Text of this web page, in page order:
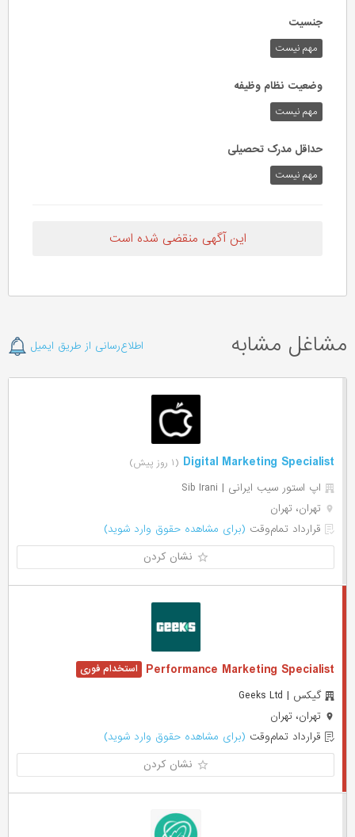
جنسیت
مهم نیست
وضعیت نظام وظیفه
مهم‌ نیست
حداقل مدرک تحصیلی
مهم نیست
این آگهی منقضی شده است
مشاغل مشابه اطلاع‌رسانی از طریق ایمیل
Digital Marketing Specialist (۱ روز پیش)
اپ استور سیب ایرانی | Sib Irani
تهران، تهران
قرارداد تمام‌وقت (برای مشاهده حقوق وارد شوید)
نشان کردن
Performance Marketing Specialist
گیکس | Geeks Ltd
تهران، تهران
قرارداد تمام‌وقت (برای مشاهده حقوق وارد شوید)
نشان کردن